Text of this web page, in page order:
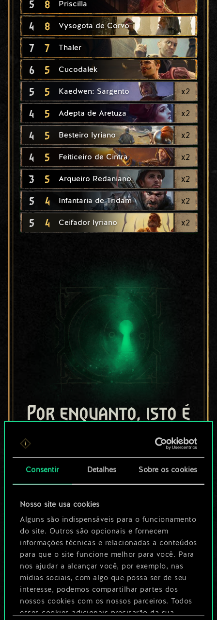
Consentir Detalhes Sobre os cookies
Nosso site usa cookies
Alguns são indispensáveis para o funcionamento
do site. Outros são opcionais e fornecem
informações técnicas e relacionadas a conteúdos
para que o site funcione melhor para você. Para
nos ajudar a alcançar você, por exemplo, nas
mídias sociais, com algo que possa ser de seu
interesse, podemos compartilhar partes dos
nossos cookies com os nossos parceiros. Todos
esses cookies adicionais precisarão da sua
5 8 Priscilla
4 8 Vysogota de Corvo
7 7 Thaler
6 5 Cucodalek
5 5 Kaedwen: Sargento x2
4 5 Adepta de Aretuza x2
4 5 Besteiro lyriano x2
4 5 Feiticeiro de Cintra x2
3 5 Arqueiro Redaniano x2
5 4 Infantaria de Tridam x2
5 4 Ceifador lyriano x2
Por enquanto, isto é
apenas um conjunto
de cartas
compartilhado.
No entanto, dá para
ser muito mais!
Dê um nome para este baralho e crie
um guia
Editar baralho